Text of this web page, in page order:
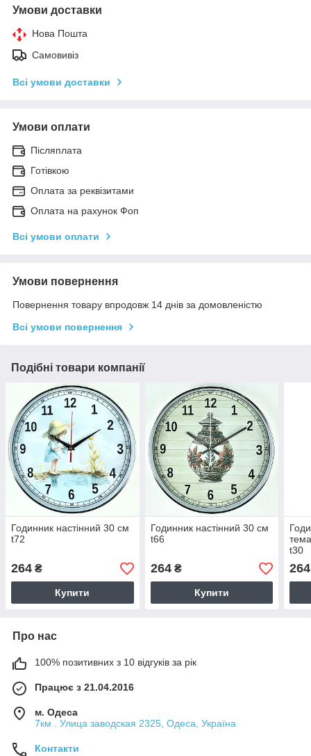
Умови доставки
Нова Пошта
Самовивіз
Всі умови доставки
Умови оплати
Післяплата
Готівкою
Оплата за реквізитами
Оплата на рахунок Фоп
Всі умови оплати
Умови повернення
Повернення товару впродовж 14 днів за домовленістю
Всі умови повернення
Подібні товари компанії
Годинник настінний 30 см
t72
264 ₴
Купити
Годинник настінний 30 см
t66
264₴
Купити
t30
264
Про нас
100% позитивних з 10 відгуків за рік
Працює з 21.04.2016
м. Одеса
7км . Улица заводская 2325, Одеса, Україна
Контакти